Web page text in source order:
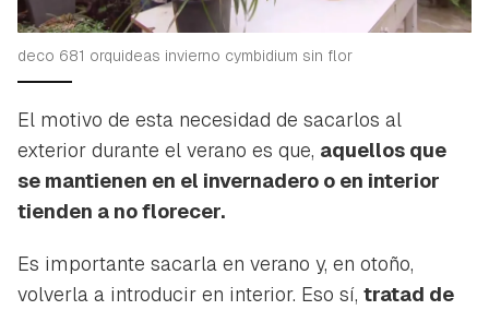
deco 681 orquideas invierno cymbidium sin flor
El motivo de esta necesidad de sacarlos al
exterior durante el verano es que, aquellos que
se mantienen en el invernadero o en interior
tienden a no florecer.
Es importante sacarla en verano y, en otoño,
volverla a introducir en interior. Eso sí, tratad de